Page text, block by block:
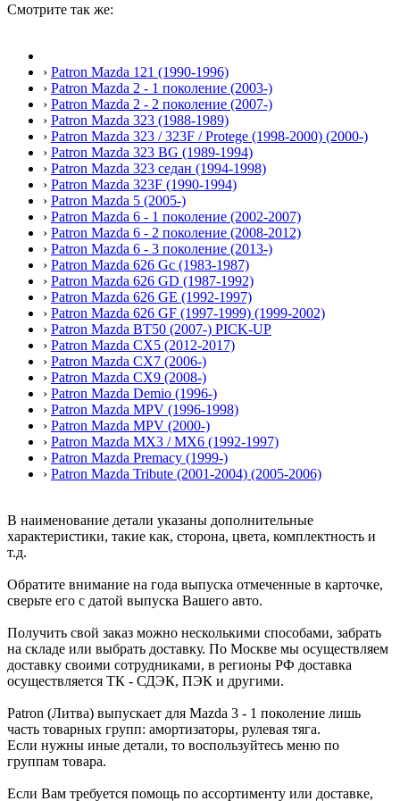
Смотрите так же:
› Patron Mazda 121 (1990-1996)
› Patron Mazda 2 - 1 поколение (2003-)
› Patron Mazda 2 - 2 поколение (2007-)
› Patron Mazda 323 (1988-1989)
› Patron Mazda 323 / 323F / Protege (1998-2000) (2000-)
› Patron Mazda 323 BG (1989-1994)
› Patron Mazda 323 седан (1994-1998)
› Patron Mazda 323F (1990-1994)
› Patron Mazda 5 (2005-)
› Patron Mazda 6 - 1 поколение (2002-2007)
› Patron Mazda 6 - 2 поколение (2008-2012)
› Patron Mazda 6 - 3 поколение (2013-)
› Patron Mazda 626 Gc (1983-1987)
› Patron Mazda 626 GD (1987-1992)
› Patron Mazda 626 GE (1992-1997)
› Patron Mazda 626 GF (1997-1999) (1999-2002)
› Patron Mazda BT50 (2007-) PICK-UP
› Patron Mazda CX5 (2012-2017)
› Patron Mazda CX7 (2006-)
› Patron Mazda CX9 (2008-)
› Patron Mazda Demio (1996-)
› Patron Mazda MPV (1996-1998)
› Patron Mazda MPV (2000-)
› Patron Mazda MX3 / MX6 (1992-1997)
› Patron Mazda Premacy (1999-)
› Patron Mazda Tribute (2001-2004) (2005-2006)
В наименование детали указаны дополнительные
характеристики, такие как, сторона, цвета, комплектность и
т.д.
Обратите внимание на года выпуска отмеченные в карточке,
сверьте его с датой выпуска Вашего авто.
Получить свой заказ можно несколькими способами, забрать
на складе или выбрать доставку. По Москве мы осуществляем
доставку своими сотрудниками, в регионы РФ доставка
осуществляется ТК - СДЭК, ПЭК и другими.
Patron (Литва) выпускает для Mazda 3 - 1 поколение лишь
часть товарных групп: амортизаторы, рулевая тяга.
Если нужны иные детали, то воспользуйтесь меню по
группам товара.
Если Вам требуется помощь по ассортименту или доставке,